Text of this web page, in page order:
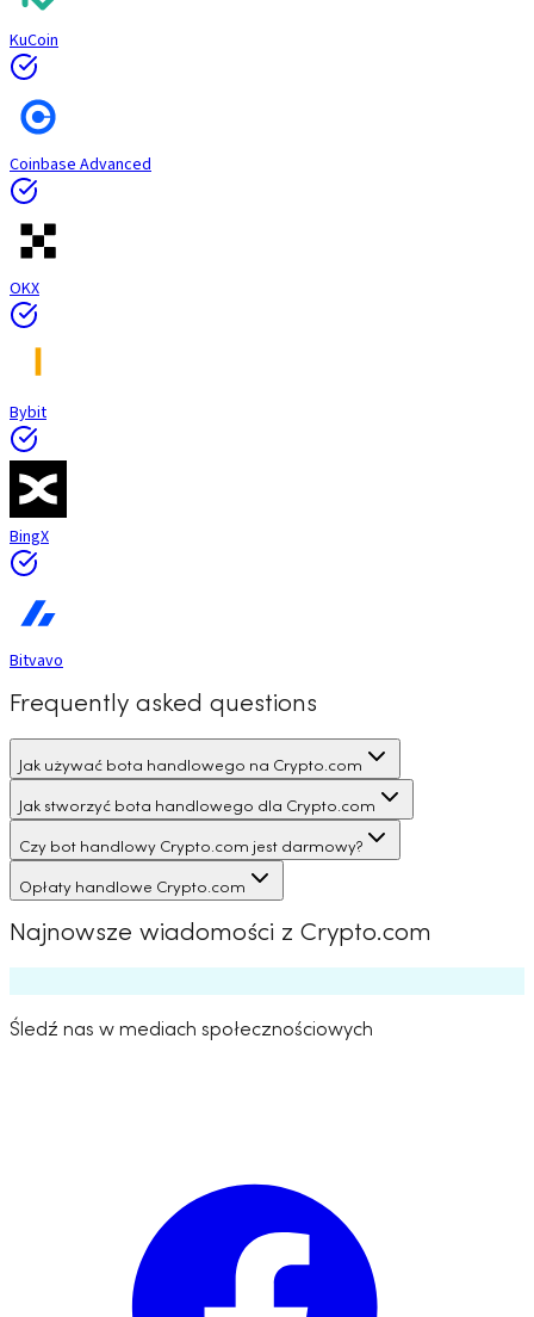
KuCoin
Coinbase Advanced
OKX
Bybit
BingX
Bitvavo
Frequently asked questions
Jak używać bota handlowego na Crypto.com
Jak stworzyć bota handlowego dla Crypto.com
Czy bot handlowy Crypto.com jest darmowy?
Opłaty handlowe Crypto.com
Najnowsze wiadomości z Crypto.com
Śledź nas w mediach społecznościowych